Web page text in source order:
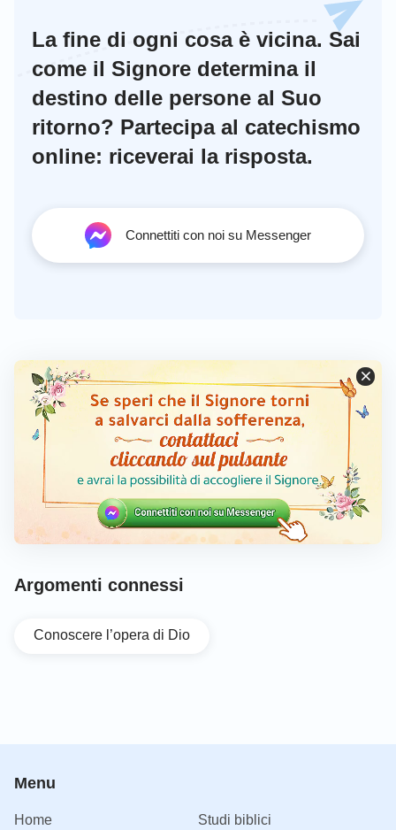
La fine di ogni cosa è vicina. Sai
come il Signore determina il
destino delle persone al Suo
ritorno? Partecipa al catechismo
online: riceverai la risposta.
Connettiti con noi su Messenger
Argomenti connessi
Conoscere l’opera di Dio
Menu
Home
Studi biblici